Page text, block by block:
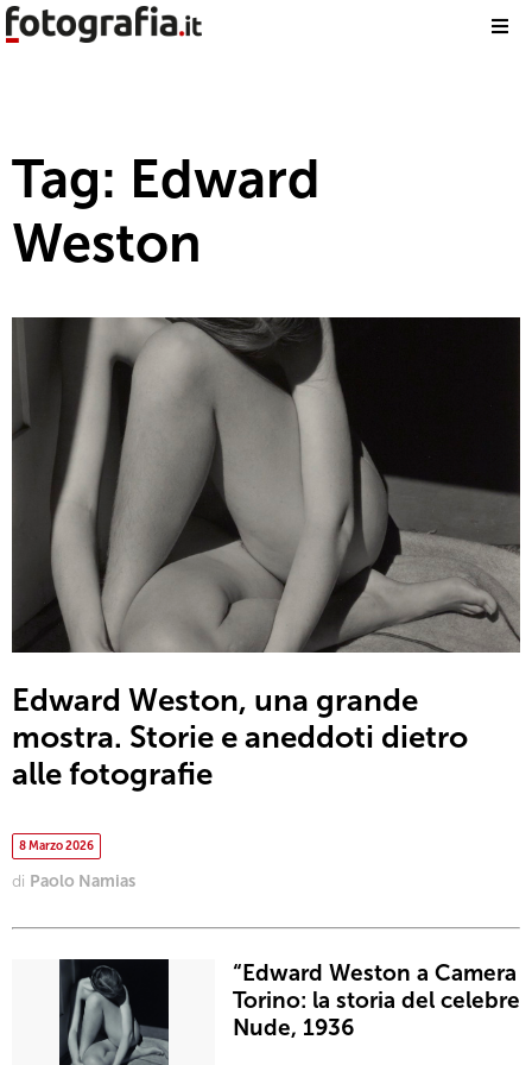
Tag: Edward
Weston
Edward Weston, una grande
mostra. Storie e aneddoti dietro
alle fotografie
8 Marzo 2026
di Paolo Namias
“Edward Weston a Camera
Torino: la storia del celebre
Nude, 1936